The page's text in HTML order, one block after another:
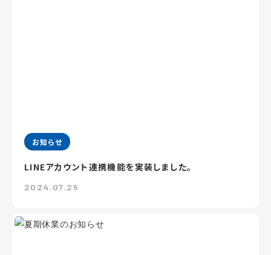
お知らせ
LINEアカウント連携機能を実装しました。
2024.07.25